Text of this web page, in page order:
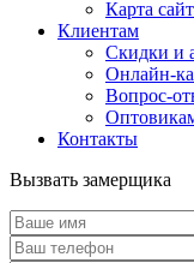
Карта
Клиентам
Скидки и
Онлайн-
Вопрос-
Контакты
Вызвать замерщика